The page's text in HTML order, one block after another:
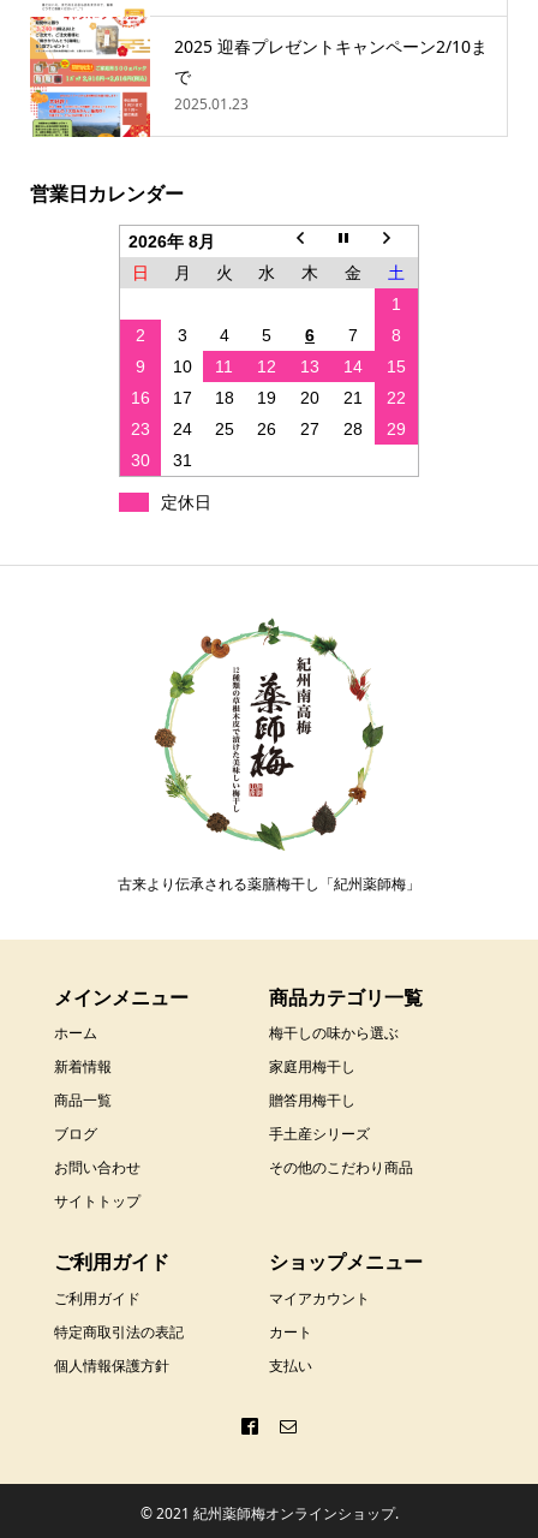
2025 迎春プレゼントキャンペーン2/10ま
で
2025.01.23
営業日カレンダー
2026年 8月
日
月 火 水 木 金
土
1
2
3 4 5 6 7
8
9
10 11 12 13 14
15
16
17 18 19 20 21
22
23
24 25 26 27 28
29
30
31
定休日
古来より伝承される薬膳梅干し「紀州薬師梅」
メインメニュー
ホーム
新着情報
商品一覧
ブログ
お問い合わせ
サイトトップ
商品カテゴリ一覧
梅干しの味から選ぶ
家庭用梅干し
贈答用梅干し
手土産シリーズ
その他のこだわり商品
ご利用ガイド
ご利用ガイド
特定商取引法の表記
個人情報保護方針
ショップメニュー
マイアカウント
カート
支払い
© 2021 紀州薬師梅オンラインショップ.